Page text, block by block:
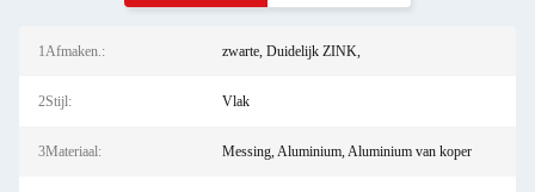
1Afmaken.: zwarte, Duidelijk ZINK,
2Stijl: Vlak
3Materiaal: Messing, Aluminium, Aluminium van koper